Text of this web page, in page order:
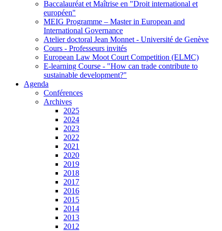
Baccalauréat et Maîtrise en "Droit international et
européen"
MEIG Programme – Master in European and
International Governance
Atelier doctoral Jean Monnet - Université de Genève
Cours - Professeurs invités
European Law Moot Court Competition (ELMC)
E-learning Course - "How can trade contribute to
sustainable development?"
Agenda
Conférences
Archives
2025
2024
2023
2022
2021
2020
2019
2018
2017
2016
2015
2014
2013
2012